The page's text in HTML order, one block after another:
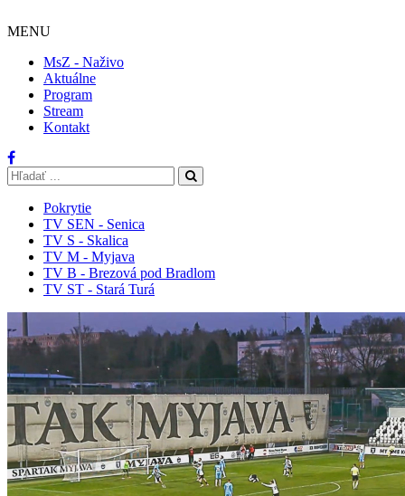
MENU
MsZ - Naživo
Aktuálne
Program
Stream
Kontakt
Pokrytie
TV SEN - Senica
TV S - Skalica
TV M - Myjava
TV B - Brezová pod Bradlom
TV ST - Stará Turá